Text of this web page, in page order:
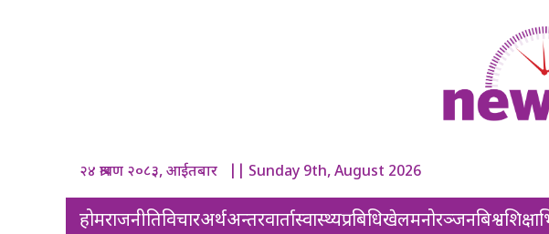
२४ श्रावण २०८३, आईतबार || Sunday 9th, August 2026
होमराजनीतिविचारअर्थअन्तरवार्तास्वास्थ्यप्रबिधिखेलमनोरञ्जनबिश्वशिक्षा